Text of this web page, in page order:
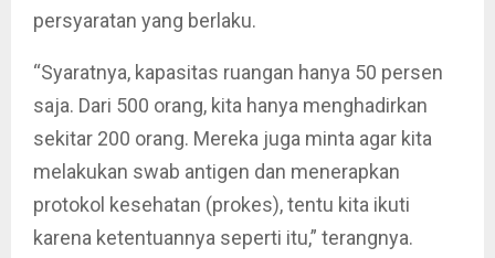
persyaratan yang berlaku.
“Syaratnya, kapasitas ruangan hanya 50 persen
saja. Dari 500 orang, kita hanya menghadirkan
sekitar 200 orang. Mereka juga minta agar kita
melakukan swab antigen dan menerapkan
protokol kesehatan (prokes), tentu kita ikuti
karena ketentuannya seperti itu,” terangnya.